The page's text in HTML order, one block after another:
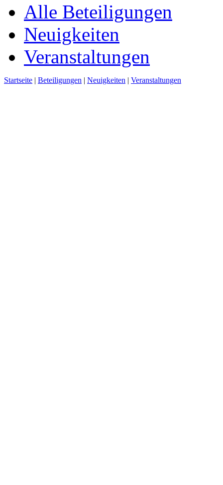
Alle Beteiligungen
Neuigkeiten
Veranstaltungen
Startseite | Beteiligungen | Neuigkeiten | Veranstaltungen